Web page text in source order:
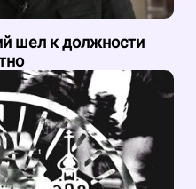
шел к должности